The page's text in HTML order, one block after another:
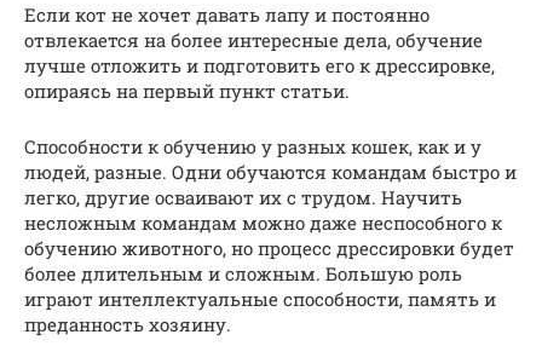
Если кот не хочет давать лапу и постоянно
отвлекается на более интересные дела, обучение
лучше отложить и подготовить его к дрессировке,
опираясь на первый пункт статьи.
Способности к обучению у разных кошек, как и у
людей, разные. Одни обучаются командам быстро и
легко, другие осваивают их с трудом. Научить
несложным командам можно даже неспособного к
обучению животного, но процесс дрессировки будет
более длительным и сложным. Большую роль
играют интеллектуальные способности, память и
преданность хозяину.